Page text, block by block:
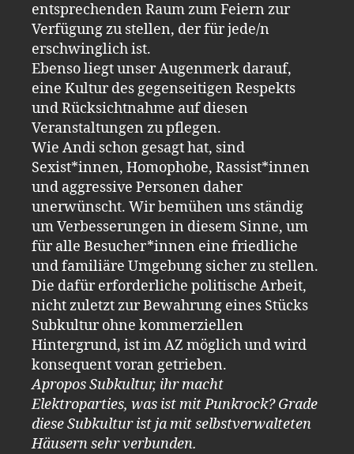
entsprechenden Raum zum Feiern zur
Verfügung zu stellen, der für jede/n
erschwinglich ist.
Ebenso liegt unser Augenmerk darauf,
eine Kultur des gegenseitigen Respekts
und Rücksichtnahme auf diesen
Veranstaltungen zu pflegen.
Wie Andi schon gesagt hat, sind
Sexist*innen, Homophobe, Rassist*innen
und aggressive Personen daher
unerwünscht. Wir bemühen uns ständig
um Verbesserungen in diesem Sinne, um
für alle Besucher*innen eine friedliche
und familiäre Umgebung sicher zu stellen.
Die dafür erforderliche politische Arbeit,
nicht zuletzt zur Bewahrung eines Stücks
Subkultur ohne kommerziellen
Hintergrund, ist im AZ möglich und wird
konsequent voran getrieben.
Apropos Subkultur, ihr macht
Elektroparties, was ist mit Punkrock? Grade
diese Subkultur ist ja mit selbstverwalteten
Häusern sehr verbunden.